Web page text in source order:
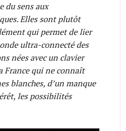
du sens aux
Elles sont plutôt
qui permet de lier
ultra-connecté des
nées avec un clavier
France qui ne connaît
blanches, d’un manque
les possibilités